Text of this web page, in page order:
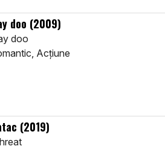
doo (2009)
doo
Acţiune
(2019)